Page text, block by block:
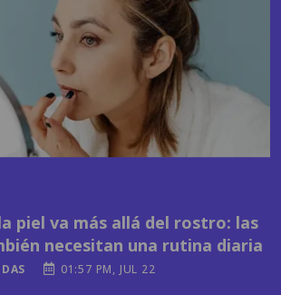
necesitan una rutina diaria
01:57 PM, JUL 22